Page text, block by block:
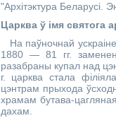
"Архітэктура Беларусі.
Царква ў імя святога
На паўночнай
1880 — 81 гг.
разабраны купал над
г. царква стала
цэнтрам прыхода
храмам бутава-
дахам.